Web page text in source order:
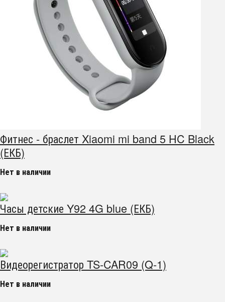
Фитнес - браслет Xiaomi mi band 5 HC Black
(ЕКБ)
Нет в наличии
Часы детские Y92 4G blue (ЕКБ)
Нет в наличии
Видеорегистратор TS-CAR09 (Q-1)
Нет в наличии